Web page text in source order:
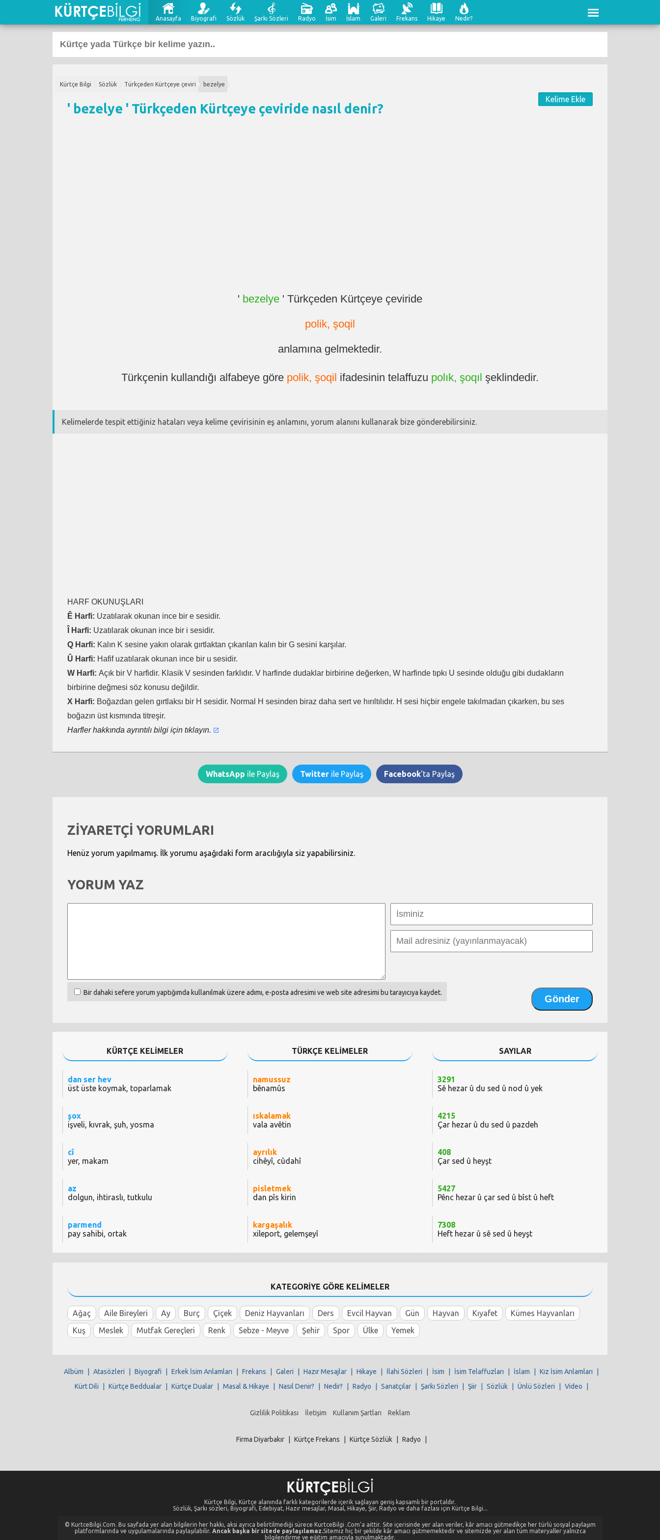
Anasayfa Biyografi Sözlük Şarkı Sözleri Radyo İsim İslam Galeri Frekans Hikaye Nedir?
Kürtçe Bilgi Sözlük Türkçeden Kürtçeye çeviri bezelye
Kelime Ekle
' bezelye ' Türkçeden Kürtçeye çeviride nasıl denir?
' bezelye ' Türkçeden Kürtçeye çeviride
polik, şoqil
anlamına gelmektedir.
Türkçenin kullandığı alfabeye göre polik, şoqil ifadesinin telaffuzu polık, şoqıl şeklindedir.
Kelimelerde tespit ettiğiniz hataları veya kelime çevirisinin eş anlamını, yorum alanını kullanarak bize gönderebilirsiniz.
HARF OKUNUŞLARI
Ê Harfi: Uzatılarak okunan ince bir e sesidir.
Î Harfi: Uzatılarak okunan ince bir i sesidir.
Q Harfi: Kalın K sesine yakın olarak gırtlaktan çıkarılan kalın bir G sesini karşılar.
Û Harfi: Hafif uzatılarak okunan ince bir u sesidir.
W Harfi: Açık bir V harfidir. Klasik V sesinden farklıdır. V harfinde dudaklar birbirine değerken, W harfinde tıpkı U sesinde olduğu gibi dudakların
birbirine değmesi söz konusu değildir.
X Harfi: Boğazdan gelen gırtlaksı bir H sesidir. Normal H sesinden biraz daha sert ve hırıltılıdır. H sesi hiçbir engele takılmadan çıkarken, bu ses
boğazın üst kısmında titreşir.
Harfler hakkında ayrıntılı bilgi için tıklayın.
WhatsApp ile Paylaş Twitterile Paylaş Facebook'ta Paylaş
ZİYARETÇİ YORUMLARI
Henüz yorum yapılmamış. İlk yorumu aşağıdaki form aracılığıyla siz yapabilirsiniz.
YORUM YAZ
Bir dahaki sefere yorum yaptığımda kullanılmak üzere adımı, e-posta adresimi ve web site adresimi bu tarayıcıya kaydet.
KÜRTÇE KELİMELER
dan ser hev
üst üste koymak, toparlamak
şox
işveli, kıvrak, şuh, yosma
cî
yer, makam
az
dolgun, ihtiraslı, tutkulu
parmend
pay sahibi, ortak
TÜRKÇE KELİMELER
namussuz
bênamûs
ıskalamak
vala avêtin
ayrılık
cihêyî, cûdahî
pisletmek
dan pîs kirin
kargaşalık
xileport, gelemşeyî
SAYILAR
3291
Sê hezar û du sed û nod û yek
4215
Çar hezar û du sed û pazdeh
408
Çar sed û heyşt
5427
Pênc hezar û çar sed û bîst û heft
7308
Heft hezar û sê sed û heyşt
KATEGORİYE GÖRE KELİMELER
Ağaç Aile Bireyleri Ay Burç Çiçek Deniz Hayvanları Ders Evcil Hayvan Gün Hayvan Kıyafet
Kümes Hayvanları
Kuş
Meslek Mutfak Gereçleri Renk Sebze - Meyve Şehir Spor Ülke Yemek
Albüm Atasözleri Biyografi Erkek İsim Anlamları Frekans Galeri Hazır Mesajlar Hikaye İlahi Sözleri İsim İsim Telaffuzları İslam Kız İsim Anlamları
Kürt Dili
Kürtçe Beddualar Kürtçe Dualar Masal & Hikaye Nasıl Denir? Nedir? Radyo Sanatçılar Şarkı Sözleri Şiir Sözlük Ünlü Sözleri Video
Gizlilik Politikası İletişim Kullanım Şartları Reklam
Firma Diyarbakır Kürtçe Frekans Kürtçe Sözlük Radyo
Kürtçe Bilgi, Kürtçe alanında farklı kategorilerde içerik sağlayan geniş kapsamlı bir portaldır.
Sözlük, Şarkı sözleri, Biyografi, Edebiyat, Hazır mesajlar, Masal, Hikaye, Şiir, Radyo ve daha fazlası için Kürtçe Bilgi...
© KurtceBilgi.Com. Bu sayfada yer alan bilgilerin her hakkı, aksi ayrıca belirtilmediği sürece KurtceBilgi .Com'a aittir. Site içerisinde yer alan veriler, kâr amacı gütmedikçe her türlü sosyal paylaşım
platformlarında ve uygulamalarında paylaşılabilir. Ancak başka bir sitede paylaşılamaz.Sitemiz hiç bir şekilde kâr amacı gütmemektedir ve sitemizde yer alan tüm materyaller yalnızca
bilgilendirme ve eğitim amacıyla sunulmaktadır.